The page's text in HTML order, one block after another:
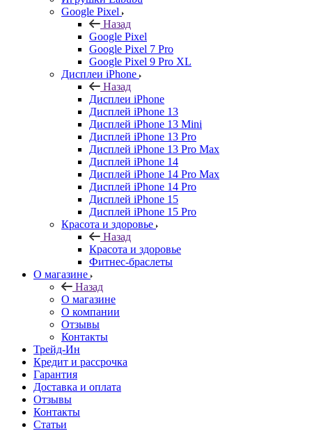
Google Pixel
Назад
Google Pixel
Google Pixel 7 Pro
Google Pixel 9 Pro XL
Дисплеи iPhone
Назад
Дисплеи iPhone
Дисплей iPhone 13
Дисплей iPhone 13 Mini
Дисплей iPhone 13 Pro
Дисплей iPhone 13 Pro Max
Дисплей iPhone 14
Дисплей iPhone 14 Pro Max
Дисплей iPhone 14 Pro
Дисплей iPhone 15
Дисплей iPhone 15 Pro
Красота и здоровье
Назад
Красота и здоровье
Фитнес-браслеты
О магазине
Назад
О магазине
О компании
Отзывы
Контакты
Трейд-Ин
Кредит и рассрочка
Гарантия
Доставка и оплата
Отзывы
Контакты
Статьи